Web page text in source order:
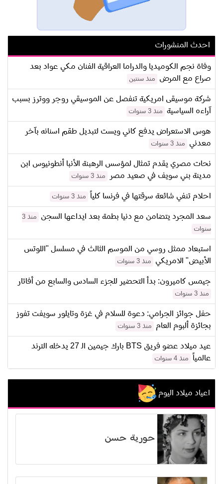
احدث المنشورات
وفاة نجم الكوميديا والدراما العراقية الفنان مكي عواد بعد
صراع مع المرض
منذ سنتين
شركة موسيقى امريكية تنفصل عن الموسيقي روجر ووترز بسبب
آراءه السياسية
منذ 3 سنوات
هوس الاستعراض يدفع كاني ويست لتبديل طقم اسنانه بآخر
معدني
منذ 3 سنوات
نحات مصري يقدم تمثال لمؤسس الرهبنة الأنبا أنطونيوس ابن
مدينة بني سويف في صعيد مصر
منذ 3 سنوات
احلام تنفي شائعة سرقتها في فرنسا كلياً منذ 3 سنوات
سعد المجرد يتضامن مع دنيا بطمة بعد ايداعها السجن
منذ 3
سنوات
استبعاد ممثل روسي من الموسم الثالث في مسلسل "اللوتس
الأبيض" الامريكي
منذ 3 سنوات
جيمس كاميرون: بدأ التحضير للجزء السادس والسابع من أفاتار
منذ 3 سنوات
حفل جوائز الجرامي: دعوة للسلام في غزة وتايلور سويفت تفوز
بجائزة ألبوم العام
منذ 3 سنوات
عيد ميلاد عضو فريق BTS بارك جيمين الـ 27 يدخله الترند
عالمياً
منذ 4 سنوات
اعياد ميلاد اليوم
حورية حسن